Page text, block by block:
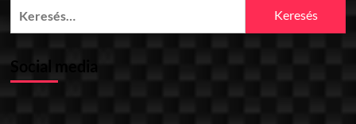
Social media